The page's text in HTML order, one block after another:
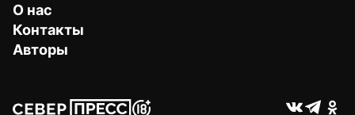
О нас
Контакты
Авторы